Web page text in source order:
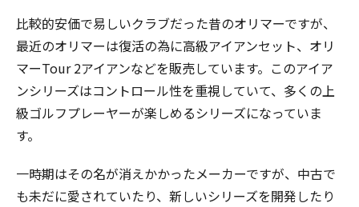
比較的安価で易しいクラブだった昔のオリマーですが、
最近のオリマーは復活の為に高級アイアンセット、オリ
マーTour 2アイアンなどを販売しています。このアイア
ンシリーズはコントロール性を重視していて、多くの上
級ゴルフプレーヤーが楽しめるシリーズになっていま
す。
一時期はその名が消えかかったメーカーですが、中古で
も未だに愛されていたり、新しいシリーズを開発したり